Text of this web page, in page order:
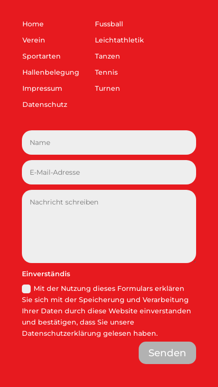
Home
Verein
Sportarten
Hallenbelegung
Impressum
Datenschutz
Fussball
Leichtathletik
Tanzen
Tennis
Turnen
Einverständis
Mit der Nutzung dieses Formulars erklären
Sie sich mit der Speicherung und Verarbeitung
Ihrer Daten durch diese Website einverstanden
und bestätigen, dass Sie unsere
Datenschutzerklärung gelesen haben.
Senden